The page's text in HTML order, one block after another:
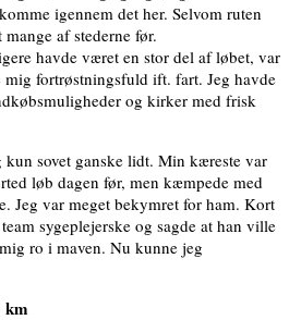
igennem det her. Selvom ruten
af stederne før.
havde været en stor del af løbet, var
fortrøstningsfuld ift. fart. Jeg havde
og kirker med frisk
sovet ganske lidt. Min kæreste var
løb dagen før, men kæmpede med
Jeg var meget bekymret for ham. Kort
sygeplejerske og sagde at han ville
ro i maven. Nu kunne jeg
km